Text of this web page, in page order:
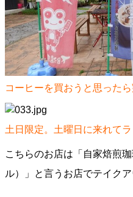
コーヒーを買おうと思った
土日限定。土曜日に来れてラ
こちらのお店は「⾃家焙煎
ル）」と言うお店でテイクア